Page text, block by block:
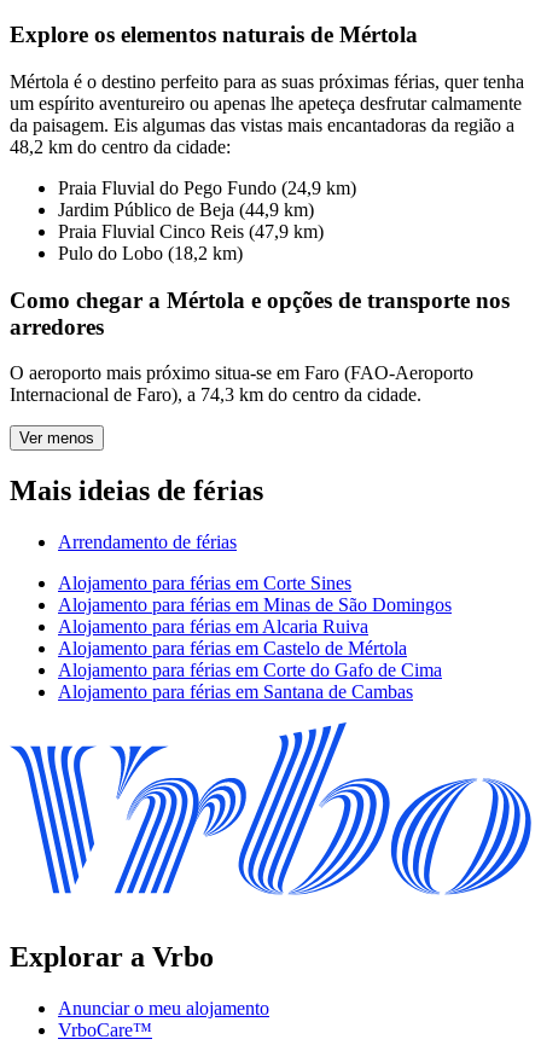
Explore os elementos naturais de Mértola
Mértola é o destino perfeito para as suas próximas férias, quer tenha
um espírito aventureiro ou apenas lhe apeteça desfrutar calmamente
da paisagem. Eis algumas das vistas mais encantadoras da região a
48,2 km do centro da cidade:
Praia Fluvial do Pego Fundo (24,9 km)
Jardim Público de Beja (44,9 km)
Praia Fluvial Cinco Reis (47,9 km)
Pulo do Lobo (18,2 km)
Como chegar a Mértola e opções de transporte nos
arredores
O aeroporto mais próximo situa-se em Faro (FAO-Aeroporto
Internacional de Faro), a 74,3 km do centro da cidade.
Ver menos
Mais ideias de férias
Arrendamento de férias
Alojamento para férias em Corte Sines
Alojamento para férias em Minas de São Domingos
Alojamento para férias em Alcaria Ruiva
Alojamento para férias em Castelo de Mértola
Alojamento para férias em Corte do Gafo de Cima
Alojamento para férias em Santana de Cambas
Explorar a Vrbo
Anunciar o meu alojamento
VrboCare™